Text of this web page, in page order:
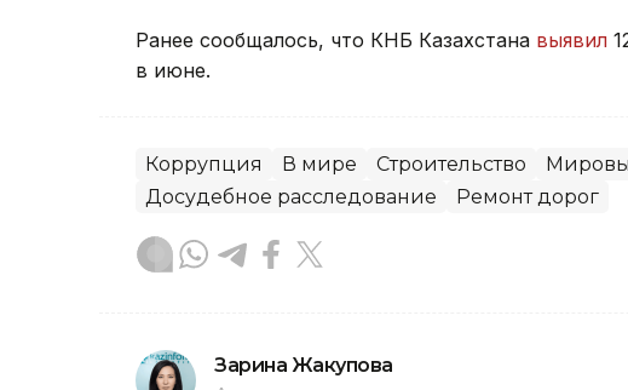
Ранее сообщалось, что КНБ Казахстана выявил
в июне.
Коррупция В мире Строительство
Досудебное расследование
Ремонт дорог
Зарина Жакупова